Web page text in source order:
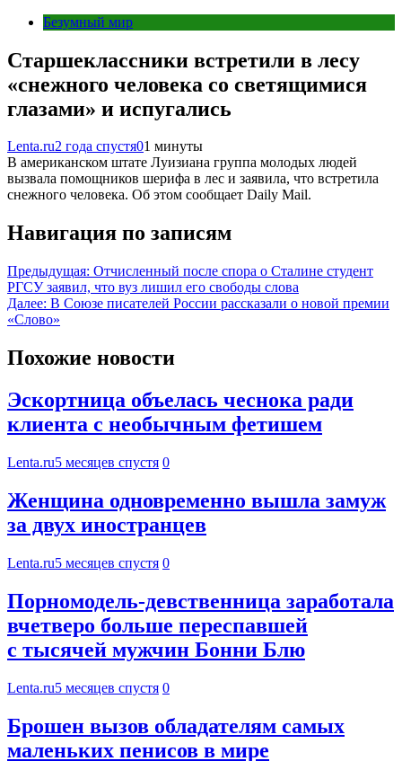
Безумный мир
Старшеклассники встретили в лесу
«снежного человека со светящимися
глазами» и испугались
Lenta.ru2 года спустя01 минуты
В американском штате Луизиана группа молодых людей
вызвала помощников шерифа в лес и заявила, что встретила
снежного человека. Об этом сообщает Daily Mail.
Навигация по записям
Предыдущая: Отчисленный после спора о Сталине студент
РГСУ заявил, что вуз лишил его свободы слова
Далее: В Союзе писателей России рассказали о новой премии
«Слово»
Похожие новости
Эскортница объелась чеснока ради
клиента с необычным фетишем
Lenta.ru5 месяцев спустя 0
Женщина одновременно вышла замуж
за двух иностранцев
Lenta.ru5 месяцев спустя 0
Порномодель-девственница заработала
вчетверо больше переспавшей
с тысячей мужчин Бонни Блю
Lenta.ru5 месяцев спустя 0
Брошен вызов обладателям самых
маленьких пенисов в мире